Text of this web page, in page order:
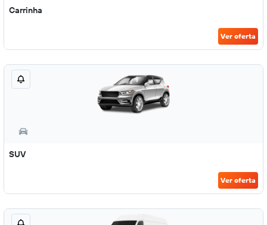
Carrinha
Ver oferta
SUV
Ver oferta